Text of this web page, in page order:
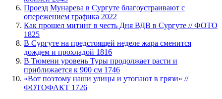
​Проезд Мунарева в Сургуте благоустраивают с
опережением графика 2022
Как прошел митинг в честь Дня ВДВ в Сургуте // ФОТО
1825
В Сургуте на предстоящей неделе жара сменится
дождем и прохладой 1816
В Тюмени уровень Туры продолжает расти и
приближается к 900 см 1746
«Вот поэтому наши улицы и утопают в грязи» //
ФОТОФАКТ 1726